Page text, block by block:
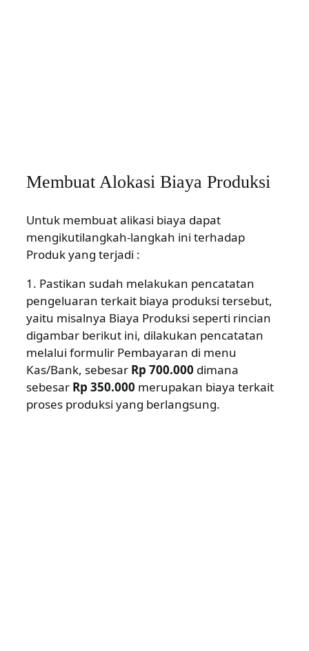
Membuat Alokasi Biaya Produksi
Untuk membuat alikasi biaya dapat
mengikutilangkah-langkah ini terhadap
Produk yang terjadi :
1. Pastikan sudah melakukan pencatatan
pengeluaran terkait biaya produksi tersebut,
yaitu misalnya Biaya Produksi seperti rincian
digambar berikut ini, dilakukan pencatatan
melalui formulir Pembayaran di menu
Kas/Bank, sebesar Rp 700.000 dimana
sebesar Rp 350.000 merupakan biaya terkait
proses produksi yang berlangsung.